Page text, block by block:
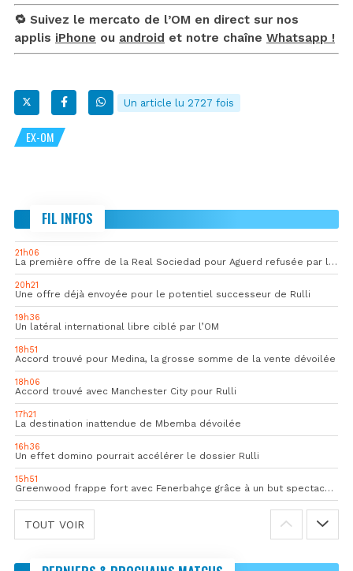
🔁 Suivez le mercato de l’OM en direct sur nos
applis iPhone ou android et notre chaîne Whatsapp !
Un article lu 2727 fois
EX-OM
FIL INFOS
21h06
La première offre de la Real Sociedad pour Aguerd refusée par l’OM
20h21
Une offre déjà envoyée pour le potentiel successeur de Rulli
19h36
Un latéral international libre ciblé par l’OM
18h51
Accord trouvé pour Medina, la grosse somme de la vente dévoilée
18h06
Accord trouvé avec Manchester City pour Rulli
17h21
La destination inattendue de Mbemba dévoilée
16h36
Un effet domino pourrait accélérer le dossier Rulli
15h51
Greenwood frappe fort avec Fenerbahçe grâce à un but spectaculaire
TOUT VOIR